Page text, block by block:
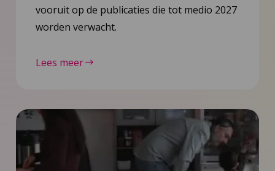
vooruit op de publicaties die tot medio 2027
worden verwacht.
Lees meer